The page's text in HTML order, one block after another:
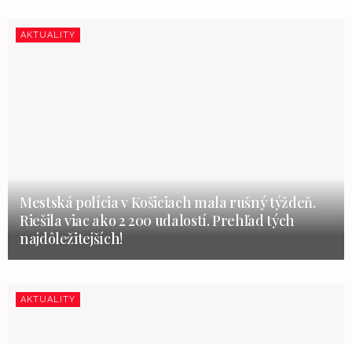
AKTUALITY
Mestská polícia v Košiciach mala rušný týždeň.
Riešila viac ako 2 200 udalostí. Prehľad tých
najdôležitejších!
AKTUALITY